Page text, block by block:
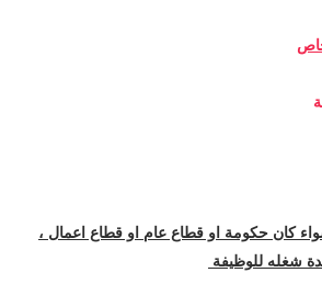
كان حكومة او قطاع عام او قطاع اعمال ،
شغله للوظيفة